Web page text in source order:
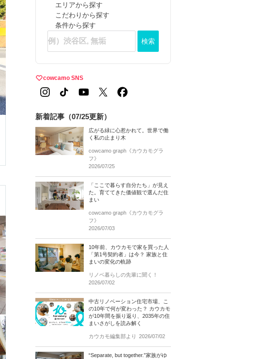
エリアから探す
こだわりから探す
条件から探す
検索
cowcamo SNS
新着記事（07/25更新）
広がる緑に心惹かれて。世界で働
く私の止まり木
cowcamo graph《カウカモグラ
フ》
2026/07/25
「ここで暮らす自分たち」が見え
た。育ててきた価値観で選んだ住
まい
cowcamo graph《カウカモグラ
フ》
2026/07/03
10年前、カウカモで家を買った人
「第1号契約者」は今？ 家族と住
まいの変化の軌跡
リノベ暮らしの先輩に聞く！
2026/07/02
中古リノベーション住宅市場、こ
の10年で何が変わった？ カウカモ
が10年間を振り返り、2035年の住
まいさがしを読み解く
カウカモ編集部より 2026/07/02
“Separate, but together.”家族がゆ